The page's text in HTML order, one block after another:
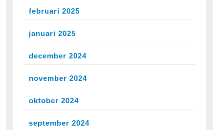
februari 2025
januari 2025
december 2024
november 2024
oktober 2024
september 2024